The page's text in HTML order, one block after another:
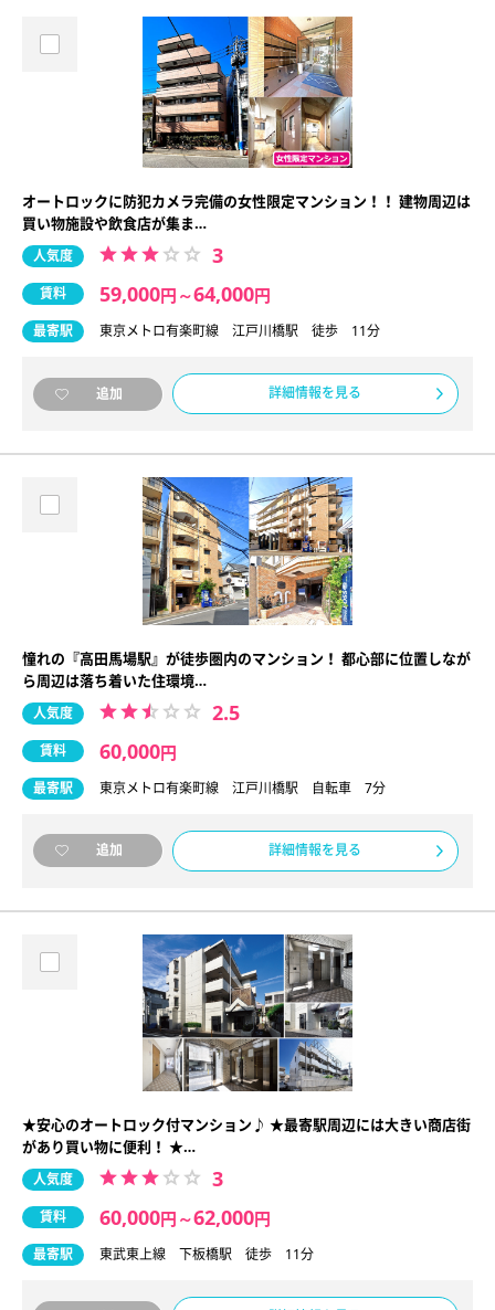
オートロックに防犯カメラ完備の女性限定マンション！！ 建物周辺は
買い物施設や飲食店が集ま…
人気度 3
賃料 59,000円 ～64,000円
最寄駅 東京メトロ有楽町線 江戸川橋駅 徒歩 11分
追加 詳細情報を見る
憧れの『高田馬場駅』が徒歩圏内のマンション！ 都心部に位置しなが
ら周辺は落ち着いた住環境…
人気度 2.5
賃料 60,000円
最寄駅 東京メトロ有楽町線 江戸川橋駅 自転車 7分
追加 詳細情報を見る
★安心のオートロック付マンション♪ ★最寄駅周辺には大きい商店街
があり買い物に便利！ ★…
人気度 3
賃料 60,000円 ～62,000円
最寄駅 東武東上線 下板橋駅 徒歩 11分